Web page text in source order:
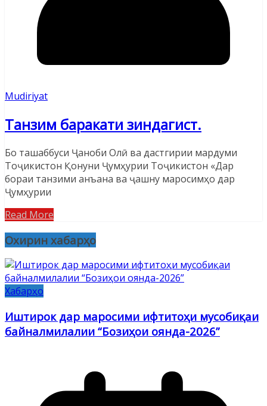
Mudiriyat
Танзим баракати зиндагист.
Бо ташаббуси Ҷаноби Олӣ ва дастгирии мардуми
Тоҷикистон Қонуни Ҷумҳурии Тоҷикистон «Дар
бораи танзими анъана ва ҷашну маросимҳо дар
Ҷумҳурии
Read More
Охирин хабарҳо
Хабарҳо
Иштирок дар маросими ифтитоҳи мусобиқаи
байналмилалии “Бозиҳои оянда-2026”